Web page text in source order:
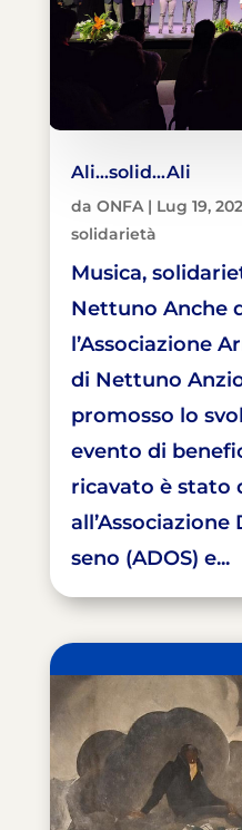
Ali…solid…Ali
da ONFA| Lug 19,
solidarietà
Musica,
Nettuno Anche
l’Associazione
di Nettuno
promosso lo
evento di
ricavato è stato
seno (ADOS) e...